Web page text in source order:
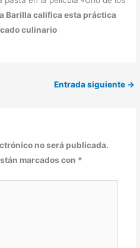
Barilla califica esta práctica
culinario
Entrada siguiente →
no será publicada.
marcados con *